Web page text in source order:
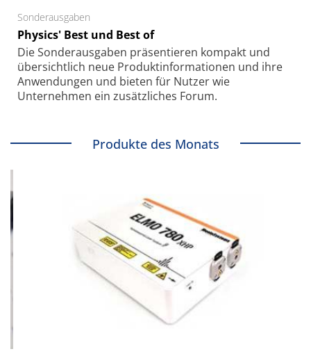
Sonderausgaben
Physics' Best und Best of
Die Sonder­ausgaben präsentieren kompakt und
übersichtlich neue Produkt­informationen und ihre
Anwendungen und bieten für Nutzer wie
Unternehmen ein zusätzliches Forum.
Produkte des Monats